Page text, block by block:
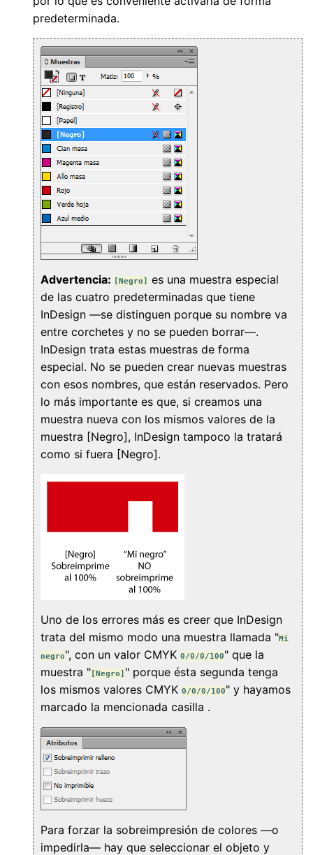
predeterminada.
Advertencia: [Negro] es una muestra especial
de las cuatro predeterminadas que tiene
InDesign —se distinguen porque su nombre va
entre corchetes y no se pueden borrar—.
InDesign trata estas muestras de forma
especial. No se pueden crear nuevas muestras
con esos nombres, que están reservados. Pero
lo más importante es que, si creamos una
muestra nueva con los mismos valores de la
muestra [Negro], InDesign tampoco la tratará
como si fuera [Negro].
Uno de los errores más es creer que InDesign
trata del mismo modo una muestra llamada "Mi
negro", con un valor CMYK 0/0/0/100" que la
muestra "[Negro] " porque ésta segunda tenga
los mismos valores CMYK 0/0/0/100" y hayamos
marcado la mencionada casilla .
Para forzar la sobreimpresión de colores —o
impedirla— hay que seleccionar el objeto y